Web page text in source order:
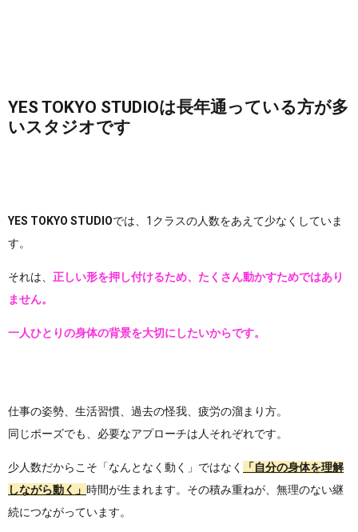
YES TOKYO STUDIOは長年通っている方が多
いスタジオです
YES TOKYO STUDIOでは、1クラスの人数をあえて少なくしていま
す。
それは、 正しい形を押し付けるため、たくさん動かすためではあり
ません。
一人ひとりの身体の背景を大切にしたいからです。
仕事の姿勢、生活習慣、過去の怪我、疲労の溜まり方。
同じポーズでも、必要なアプローチは人それぞれです。
少人数だからこそ「なんとなく動く」ではなく
「自分の身体を理解
しながら動く」 時間が生まれます。その積み重ねが、無理のない継
続につながっています。